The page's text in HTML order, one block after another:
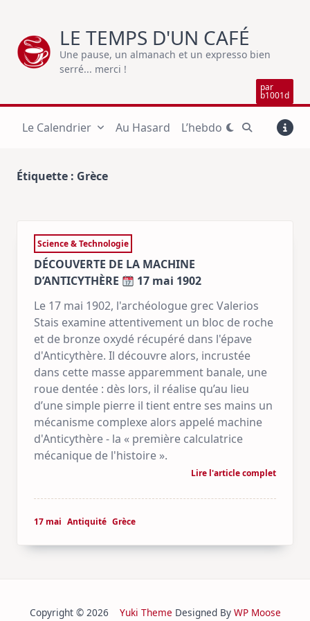
content
LE TEMPS D'UN CAFÉ
Une pause, un almanach et un expresso bien
serré... merci !
par
b1001d
Le Calendrier Au Hasard L’hebdo
Étiquette : Grèce
Science & Technologie
DÉCOUVERTE DE LA MACHINE
D’ANTICYTHÈRE
17 mai 1902
Le 17 mai 1902, l'archéologue grec Valerios
Stais examine attentivement un bloc de roche
et de bronze oxydé récupéré dans l'épave
d'Anticythère. Il découvre alors, incrustée
dans cette masse apparemment banale, une
roue dentée : dès lors, il réalise qu’au lieu
d’une simple pierre il tient entre ses mains un
mécanisme complexe alors appelé machine
d'Anticythère - la « première calculatrice
mécanique de l'histoire ».
Lire l'article complet
17 mai Antiquité Grèce
Copyright © 2026 Yuki Theme Designed By WP Moose